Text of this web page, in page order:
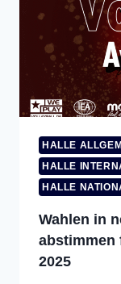
HALLE
HALLE
HALLE
Wahlen in
abstimmen
2025